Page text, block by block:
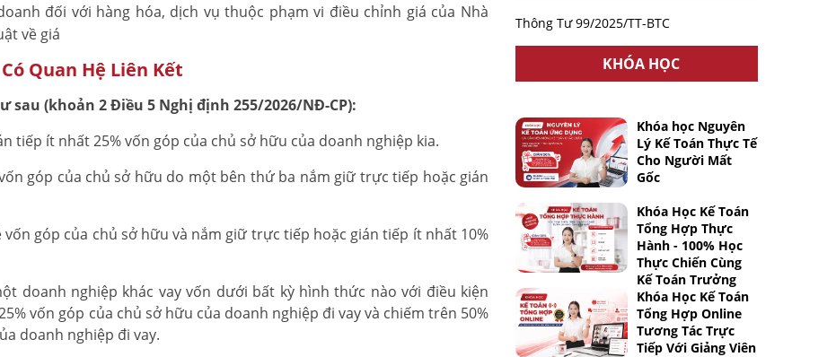
đối với hàng hóa, dịch vụ thuộc phạm vi điều chỉnh giá của Nhà
về giá
Quan Hệ Liên Kết
(khoản 2 Điều 5 Nghị định 255/2026/NĐ-CP):
tiếp ít nhất 25% vốn góp của chủ sở hữu của doanh nghiệp kia.
góp của chủ sở hữu do một bên thứ ba nắm giữ trực tiếp hoặc gián
góp của chủ sở hữu và nắm giữ trực tiếp hoặc gián tiếp ít nhất 10%
doanh nghiệp khác vay vốn dưới bất kỳ hình thức nào với điều kiện
vốn góp của chủ sở hữu của doanh nghiệp đi vay và chiếm trên 50%
doanh nghiệp đi vay.
Thông Tư 99/2025/TT-BTC
KHÓA HỌC
Khóa học Nguyên
Lý Kế Toán Thực Tế
Cho Người Mất
Gốc
Khóa Học Kế Toán
Tổng Hợp Thực
Hành - 100% Học
Thực Chiến Cùng
Kế Toán Trưởng
Khóa Học Kế Toán
Tổng Hợp Online
Tương Tác Trực
Tiếp Với Giảng Viên